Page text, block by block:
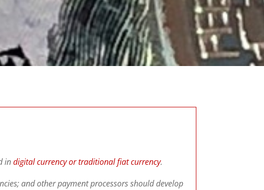
indigital currency or traditional fiat currency.
and other payment processors should develop